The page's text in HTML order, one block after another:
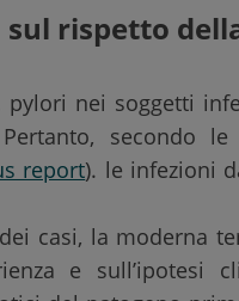
sul rispetto
pylori nei soggetti
secondo
report). le infezioni
casi, la moderna
e